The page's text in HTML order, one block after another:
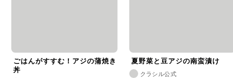
ごはんがすすむ！アジの蒲焼き
丼
夏野菜と豆アジの南蛮漬け
クラシル公式